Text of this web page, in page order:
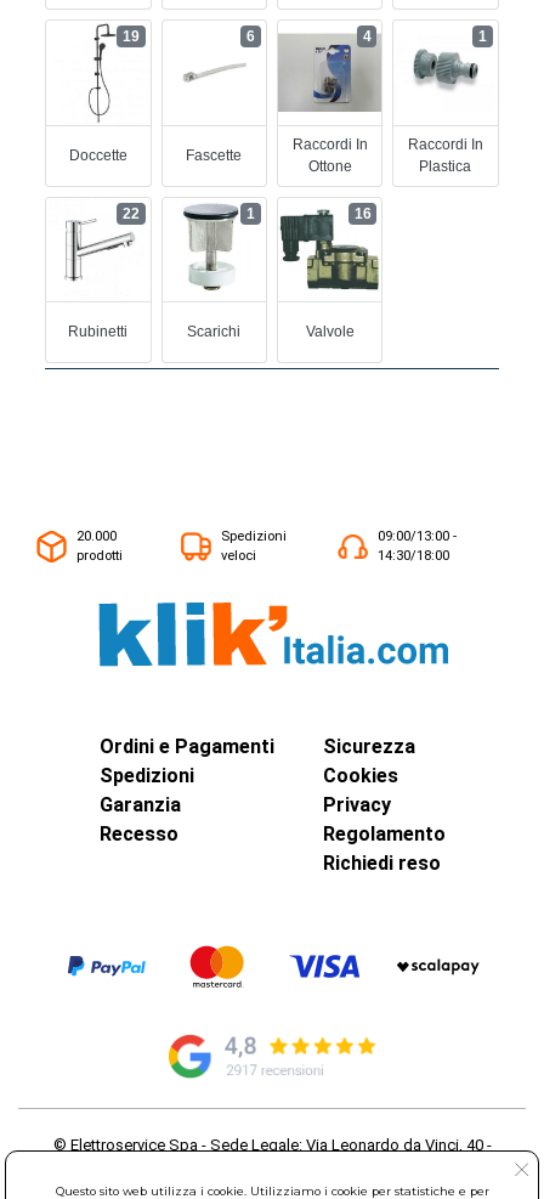
Doccette
19
Fascette
6
Raccordi In
Ottone
4
Raccordi In
Plastica
1
Rubinetti
22
Scarichi
1
Valvole
16
20.000
prodotti
Spedizioni
veloci
09:00/13:00 -
14:30/18:00
Ordini e Pagamenti
Spedizioni
Garanzia
Recesso
Sicurezza
Cookies
Privacy
Regolamento
Richiedi reso
© Elettroservice Spa - Sede Legale: Via Leonardo da Vinci, 40 -
Partita Iva: 01586761007 - Codice Fiscale: 06634500588 Capitale
Questo sito web utilizza i cookie. Utilizziamo i cookie per statistiche e per